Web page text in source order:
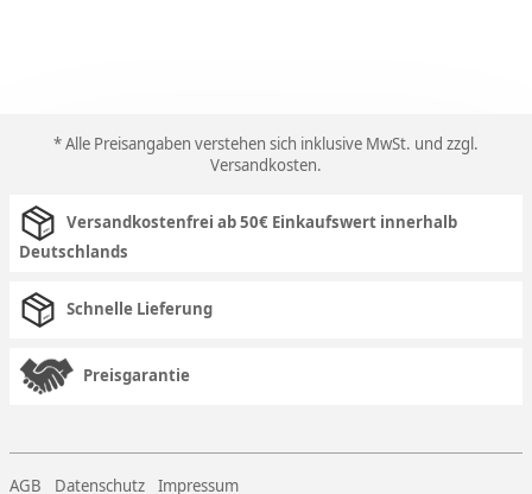
* Alle Preisangaben verstehen sich inklusive MwSt. und zzgl.
Versandkosten.
Versandkostenfrei ab 50€ Einkaufswert innerhalb
Deutschlands
Schnelle Lieferung
Preisgarantie
AGB Datenschutz Impressum